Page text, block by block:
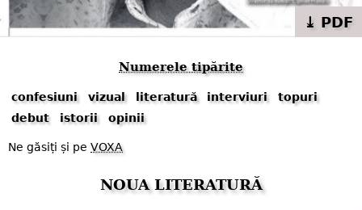
⤓ PDF
Numerele tipărite
confesiuni vizual literatură interviuri
topuri
debut
istorii opinii
Ne găsiți și pe VOXA
NOUA LITERATURĂ